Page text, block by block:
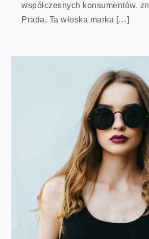
współczesnych konsumentów,
Prada. Ta włoska marka […]